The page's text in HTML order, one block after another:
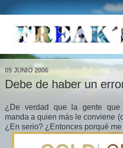
09 JUNIO 2006
Debe de haber un
¿De verdad que la gente
manda a quien más le conviene
¿En serio? ¿Entonces porqué